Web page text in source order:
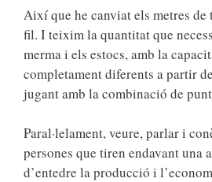
Així que he canviat els metres
fil. I teixim la quantitat que
merma i els estocs, amb la
completament diferents a partir
jugant amb la combinació de
Paral·lelament, veure, parlar i
persones que tiren endavant una
d’entedre la producció i